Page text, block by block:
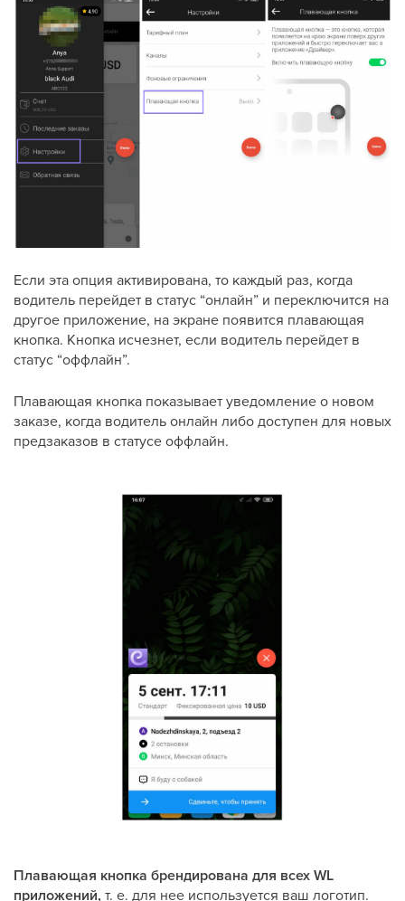
Если эта опция активирована, то каждый раз, когда
водитель перейдет в статус “онлайн” и переключится на
другое приложение, на экране появится плавающая
кнопка. Кнопка исчезнет, если водитель перейдет в
статус “оффлайн”.
Плавающая кнопка показывает уведомление о новом
заказе, когда водитель онлайн либо доступен для новых
предзаказов в статусе оффлайн.
Плавающая кнопка брендирована для всех WL
приложений, т. е. для нее используется ваш логотип.